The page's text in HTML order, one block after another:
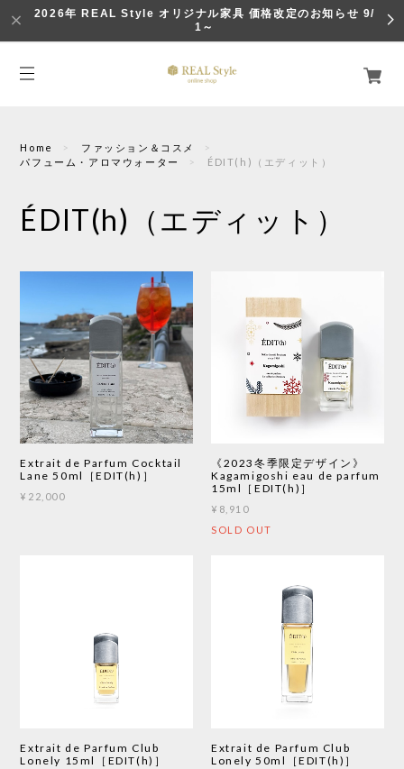
2026年 REAL Style オリジナル家具 価格改定のお知らせ 9/
1～
Home
ファッション＆コスメ
パフューム・アロマウォーター
ÉDIT(h)（エディット）
ÉDIT(h)（エディット）
Extrait de Parfum Cocktail
Lane 50ml［EDIT(h)］
¥22,000
《2023冬季限定デザイン》
Kagamigoshi eau de parfum
15ml［EDIT(h)］
¥8,910
SOLD OUT
Extrait de Parfum Club
Lonely 15ml［EDIT(h)］
Extrait de Parfum Club
Lonely 50ml［EDIT(h)］